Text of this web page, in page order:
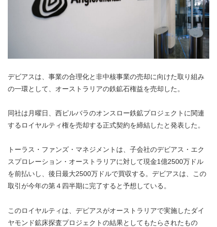
デビアスは、事業の合理化と非中核事業の売却に向けた取り組み
の一環として、オーストラリアの鉄鉱石権益を売却した。
同社は月曜日、西ピルバラのオンスロー鉄鉱プロジェクトに関連
するロイヤルティ権を売却する正式契約を締結したと発表した。
トーラス・ファンズ・マネジメントは、子会社のデビアス・エク
スプロレーション・オーストラリアに対して現金1億2500万ドル
を前払いし、後日最大2500万ドルで買収する。デビアスは、この
取引が今年の第４四半期に完了すると予想している。
このロイヤルティは、デビアスがオーストラリアで実施したダイ
ヤモンド鉱床探査プロジェクトの結果としてもたらされたもの